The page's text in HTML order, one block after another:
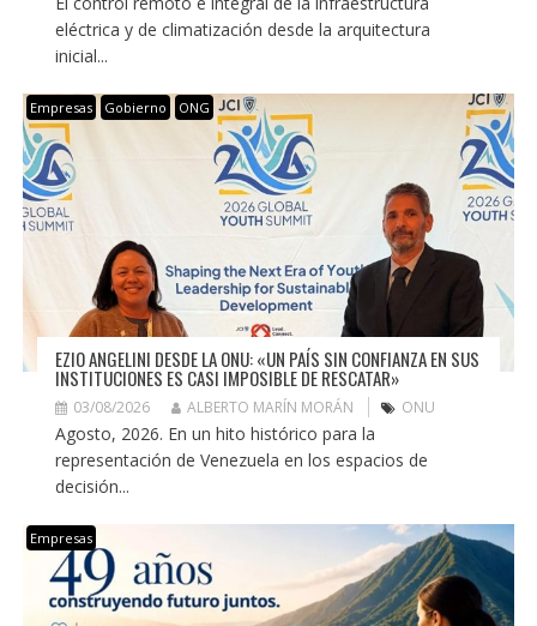
eléctrica y de climatización desde la arquitectura
inicial...
Empresas Gobierno ONG
EZIO ANGELINI DESDE LA ONU: «UN PAÍS SIN CONFIANZA EN SUS
INSTITUCIONES ES CASI IMPOSIBLE DE RESCATAR»
03/08/2026 ALBERTO MARÍN MORÁN ONU
Agosto, 2026. En un hito histórico para la
representación de Venezuela en los espacios de
decisión...
Empresas